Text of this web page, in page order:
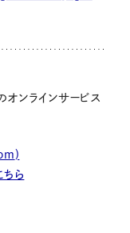
オンラインサービス
)
ちら